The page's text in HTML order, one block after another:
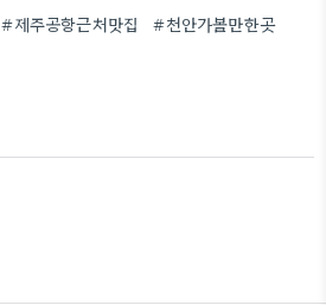
#제주공항근처맛집
#천안가볼만한곳